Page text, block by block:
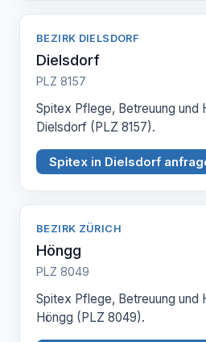
BEZIRK DIELSDORF
Dielsdorf
PLZ 8157
Spitex Pflege, Betreuung und
Dielsdorf (PLZ 8157).
Spitex in Dielsdorf
BEZIRK ZÜRICH
Höngg
PLZ 8049
Spitex Pflege, Betreuung und
Höngg (PLZ 8049).